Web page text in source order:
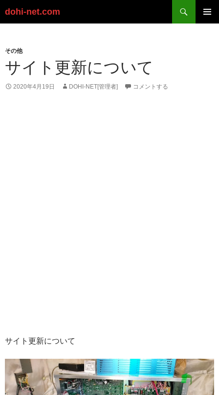
dohi-net.com
索
ン
ツ
へ
キ
その他
サイト更新について
2020年4月19日 DOHI-NET[管理者] コメントする
サイト更新について